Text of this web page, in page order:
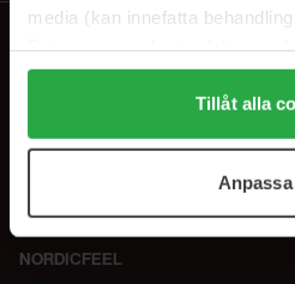
media (kan innefatta
Genom att trycka på "Tillåt alla
alla cookies, medan du under
användningen av cookies. Du
samt vår Integritetspolicy.
Tillåt alla
Anpassa
NORDICFEEL